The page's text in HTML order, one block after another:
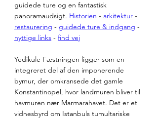
guidede ture og en fantastisk
panoramaudsigt. Historien - arkitektur -
restaurering - guidede ture & indgang -
nyttige links - find vej
Yedikule Fæstningen ligger som en
integreret del af den imponerende
bymur, der omkransede det gamle
Konstantinopel, hvor landmuren bliver til
havmuren nær Marmarahavet. Det er et
vidnesbyrd om Istanbuls tumultariske